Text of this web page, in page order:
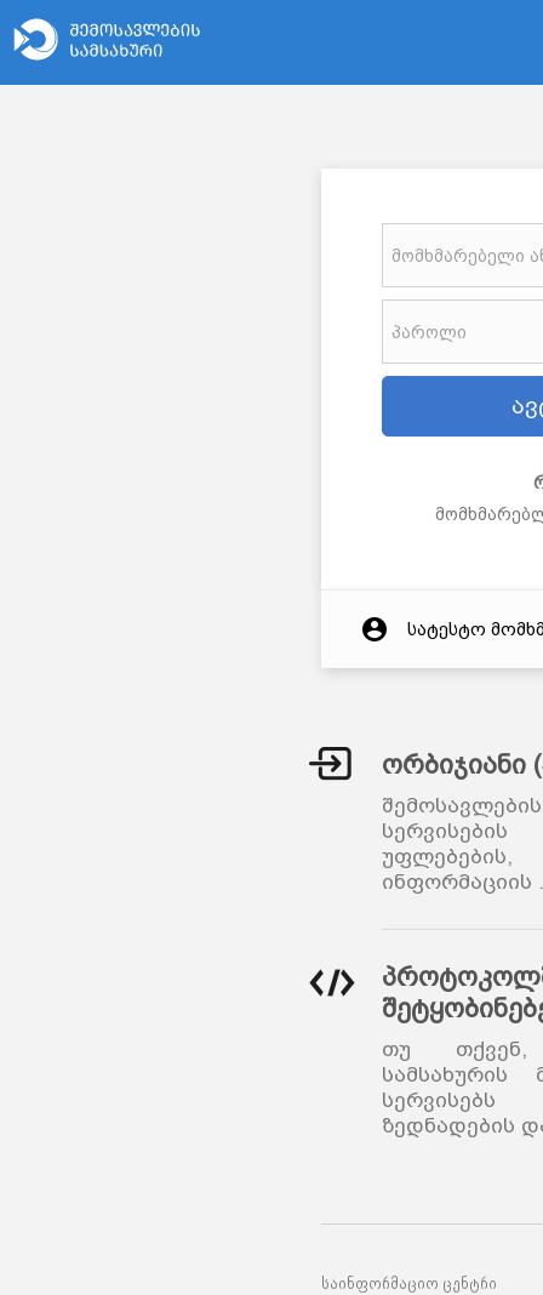
account_circle სატესტო
ორბიჯიანი
ინფორმაციის
თუ თქვენ,
სამსახურის
სერვისებს
ზედნადების
საინფორმაციო ცენტრი